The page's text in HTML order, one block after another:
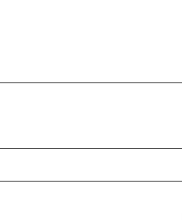
ZULETZT ANGESEHENE